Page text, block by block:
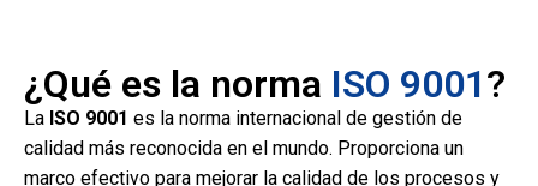
¿Qué es la norma ISO 9001?
La ISO 9001 es la norma internacional de gestión de
calidad más reconocida en el mundo. Proporciona un
marco efectivo para mejorar la calidad de los procesos y